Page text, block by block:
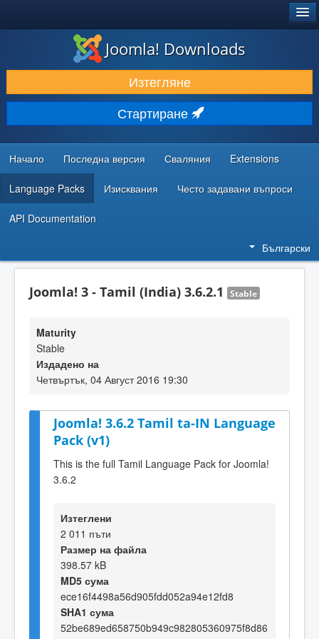
ИЗТЕГЛЯНЕ & РАЗШИРЯВАНЕ
ОТКРИВАЙТЕ & УЧЕТЕ
ОБЩНОСТ & ПОДДРЪЖКА
РЕСУРСИ ЗА РАЗРАБОТКА
Joomla! Downloads
Изтегляне
Стартиране
Начало Последна версия Сваляния Extensions
Language Packs Изисквания Често задавани въпроси
API Documentation
Български
Joomla! 3 - Tamil (India) 3.6.2.1 Stable
Maturity
Stable
Издадено на
Четвъртък, 04 Август 2016 19:30
Joomla! 3.6.2 Tamil ta-IN Language
Pack (v1)
This is the full Tamil Language Pack for Joomla!
3.6.2
Изтеглени
2 011 пъти
Размер на файла
398.57 kB
MD5 сума
ece16f4498a56d905fdd052a94e12fd8
SHA1 сума
52be689ed658750b949c982805360975f8d86